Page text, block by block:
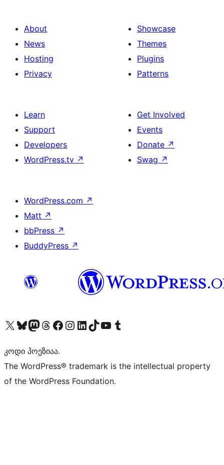
About
News
Hosting
Privacy
Showcase
Themes
Plugins
Patterns
Learn
Support
Developers
WordPress.tv ↗
Get Involved
Events
Donate ↗
Swag ↗
WordPress.com ↗
Matt ↗
bbPress ↗
BuddyPress ↗
Visit our X (formerly Twitter) account
Visit our Bluesky account
Visit our Mastodon account
Visit our Threads account
Visit our Facebook page
Visit our Instagram account
Visit our LinkedIn account
Visit our TikTok account
Visit our YouTube channel
Visit our Tumblr account
კოდი პოეზიაა.
The WordPress® trademark is the intellectual property
of the WordPress Foundation.